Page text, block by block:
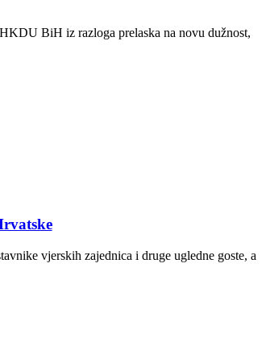
BiH iz razloga prelaska na novu dužnost,
vjerskih zajednica i druge ugledne goste, a